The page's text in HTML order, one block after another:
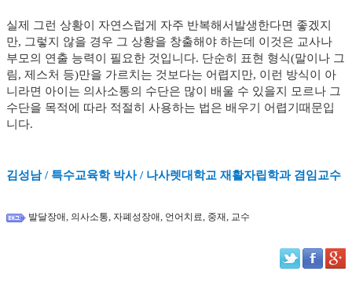
실제 그런 상황이 자연스럽게 자주 반복해서발생한다면 좋겠지
만, 그렇지 않을 경우 그 상황을 창출해야 하는데 이것은 교사나
부모의 연출 능력이 필요한 것입니다. 단순히 표현 형식(말이나 그
림, 제스처 등)만을 가르치는 것보다는 어렵지만, 이런 방식이 아
니라면 아이는 의사소통의 수단은 많이 배울 수 있을지 모르나 그
수단을 목적에 따라 적절히 사용하는 법은 배우기 어렵기때문입
니다.
김성남 / 특수교육학 박사 / 나사렛대학교 재활자립학과 겸임교수
발달장애, 의사소통, 자폐성장애, 언어치료, 중재, 교수